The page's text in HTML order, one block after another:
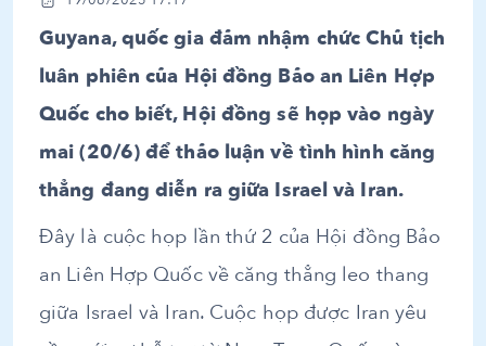
Guyana, quốc gia đảm nhậm chức Chủ tịch
luân phiên của Hội đồng Bảo an Liên Hợp
Quốc cho biết, Hội đồng sẽ họp vào ngày
mai (20/6) để thảo luận về tình hình căng
thẳng đang diễn ra giữa Israel và Iran.
Đây là cuộc họp lần thứ 2 của Hội đồng Bảo
an Liên Hợp Quốc về căng thẳng leo thang
giữa Israel và Iran. Cuộc họp được Iran yêu